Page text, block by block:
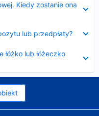
Kiedy zostanie ona
lub przedpłaty?
lub łóżeczko